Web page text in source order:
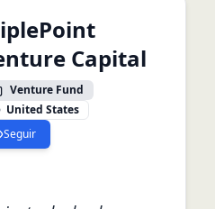
Capital
Venture Fund
United States
Seguir